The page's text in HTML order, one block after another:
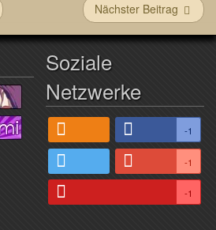
Nächster Beitrag
Soziale
Netzwerke
-1
-1
-1